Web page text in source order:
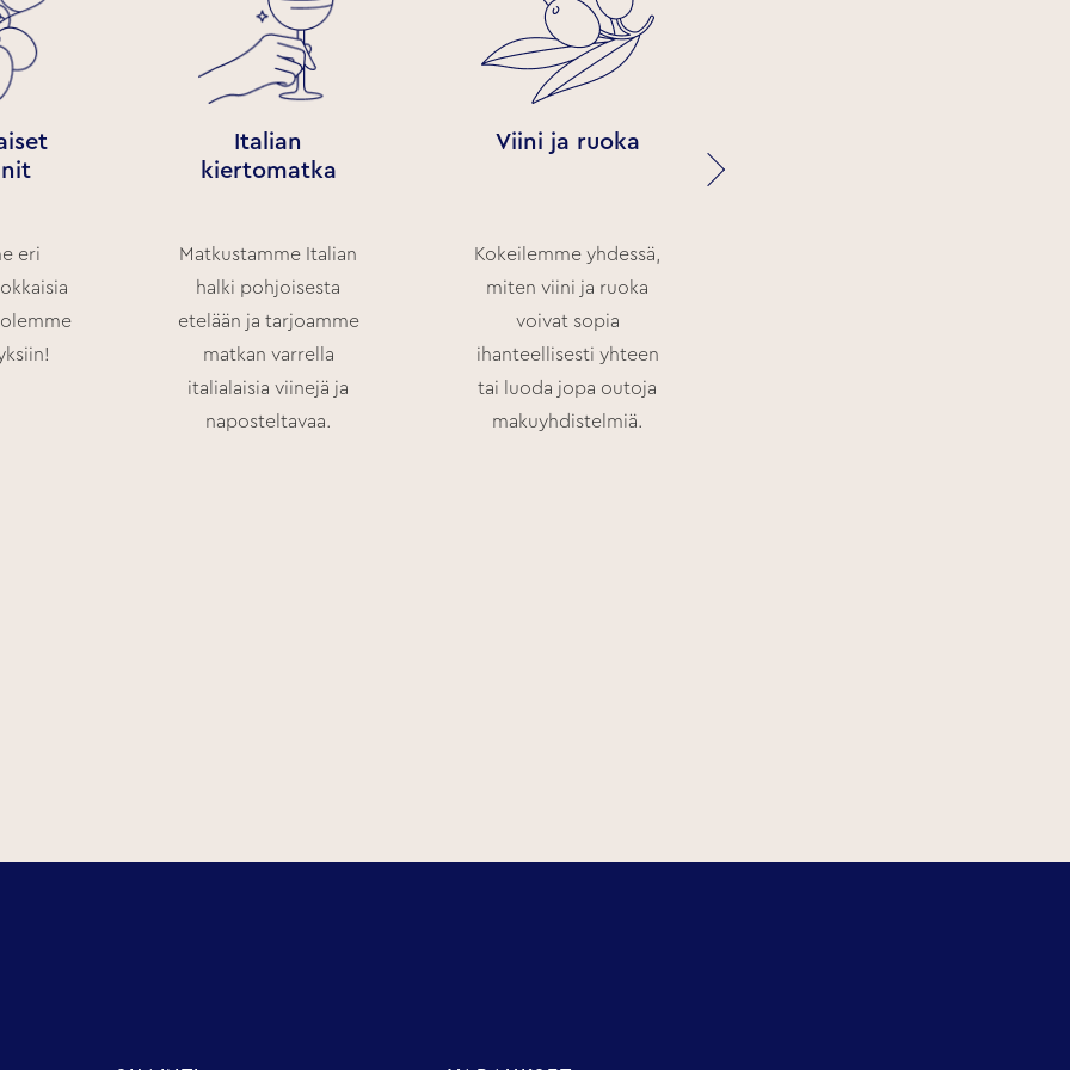
eri
Italian
kiertomatka
Matkustamme Italian
halki pohjoisesta
etelään ja tarjoamme
matkan varrella
italialaisia viinejä ja
naposteltavaa.
Viini ja ruoka
Kokeilemme yhdessä,
miten viini ja ruoka
voivat sopia
ihanteellisesti yhteen
tai luoda jopa outoja
makuyhdistelmiä.